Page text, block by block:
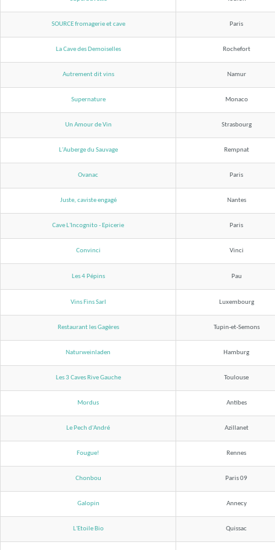
SOURCE fromagerie et cave Paris
La Cave des Demoiselles Rochefort
Autrement dit vins Namur
Supernature Monaco
Un Amour de Vin Strasbourg
L'Auberge du Sauvage Rempnat
Ovanac Paris
Juste, caviste engagé Nantes
Cave L'Incognito - Epicerie Paris
Convinci Vinci
Les 4 Pépins Pau
Vins Fins Sarl Luxembourg
Restaurant les Gagères Tupin-et-Semons
Naturweinladen Hamburg
Les 3 Caves Rive Gauche Toulouse
Mordus Antibes
Le Pech d'André Azillanet
Fougue! Rennes
Chonbou Paris 09
Galopin Annecy
L'Etoile Bio Quissac